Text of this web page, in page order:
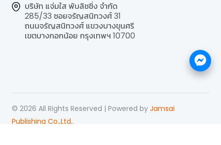
บริษัท แจ่มใส พับลิชชิ่ง จำกัด
285/33 ซอยจรัญสนิทวงศ์ 31
ถนนจรัญสนิทวงศ์ แขวงบางขุนศรี
เขตบางกอกน้อย กรุงเทพฯ 10700
© 2026 All Rights Reserved | Powered by Jamsai
Publishing Co.,Ltd..